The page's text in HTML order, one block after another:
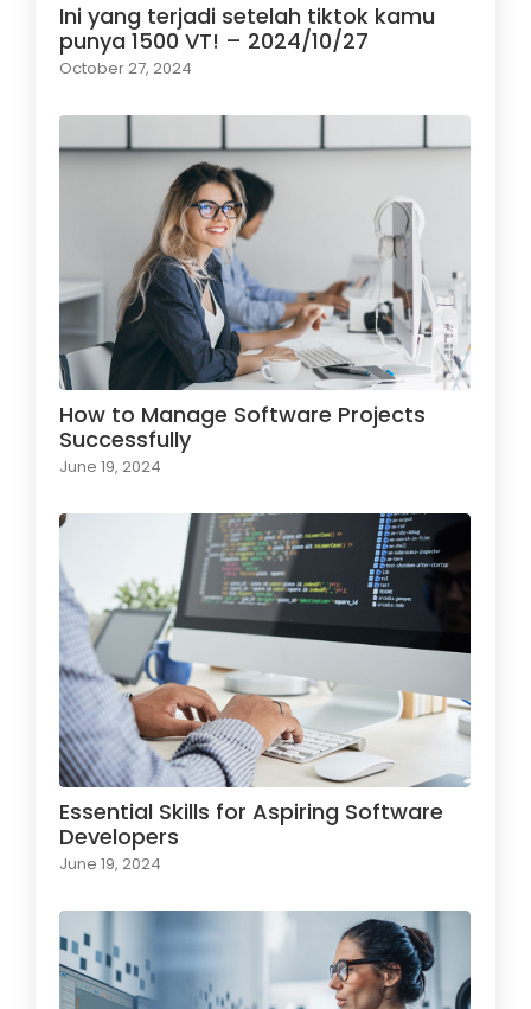
Ini yang terjadi setelah tiktok kamu
punya 1500 VT! – 2024/10/27
October 27, 2024
How to Manage Software Projects
Successfully
June 19, 2024
Essential Skills for Aspiring Software
Developers
June 19, 2024